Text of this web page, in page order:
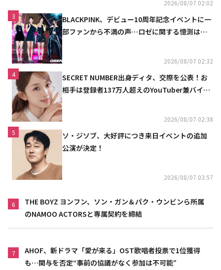
2026/08/07 02:02
3
BLACKPINK、デビュー10周年記念イベントに一
部ファンから不満の声…ロゼに関する憶測は否
2026/08/07 02:32
4
SECRET NUMBER出身ディタ、交際を公表！お
相手は登録者137万人超えのYouTuber兼バイオ
2026/08/07 02:38
5
ソ・ジソブ、大好評につき来日イベントの追加
公演が決定！
2026/08/07 03:57
6
THE BOYZ ヨンフン、ソン・ガン＆パク・ウンビンら所属
のNAMOO ACTORSと専属契約を締結
7
AHOF、新ドラマ「愛が来る」OST歌唱者投票で1位獲得
も…関与を否定“事前の協議がなく参加は不可能”